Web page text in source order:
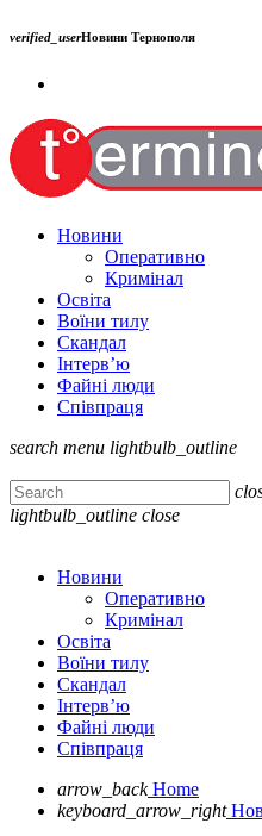
verified_userНовини Тернополя
Новини
Оперативно
Кримінал
Освіта
Воїни тилу
Скандал
Інтерв’ю
Файні люди
Співпраця
search menu lightbulb_outline
lightbulb_outline close
Новини
Оперативно
Кримінал
Освіта
Воїни тилу
Скандал
Інтерв’ю
Файні люди
Співпраця
arrow_back Home
keyboard_arrow_right